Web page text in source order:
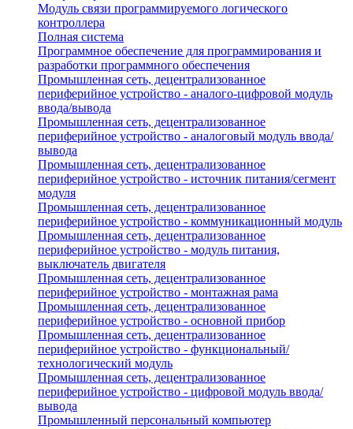
Модуль связи программируемого логического
контроллера
Полная система
Программное обеспечение для программирования и
разработки программного обеспечения
Промышленная сеть, децентрализованное
периферийное устройство - аналого-цифровой модуль
ввода/вывода
Промышленная сеть, децентрализованное
периферийное устройство - аналоговый модуль ввода/
вывода
Промышленная сеть, децентрализованное
периферийное устройство - источник питания/сегмент
модуля
Промышленная сеть, децентрализованное
периферийное устройство - коммуникационный модуль
Промышленная сеть, децентрализованное
периферийное устройство - модуль питания,
выключатель двигателя
Промышленная сеть, децентрализованное
периферийное устройство - монтажная рама
Промышленная сеть, децентрализованное
периферийное устройство - основной прибор
Промышленная сеть, децентрализованное
периферийное устройство - функциональный/
технологический модуль
Промышленная сеть, децентрализованное
периферийное устройство - цифровой модуль ввода/
вывода
Промышленный персональный компьютер